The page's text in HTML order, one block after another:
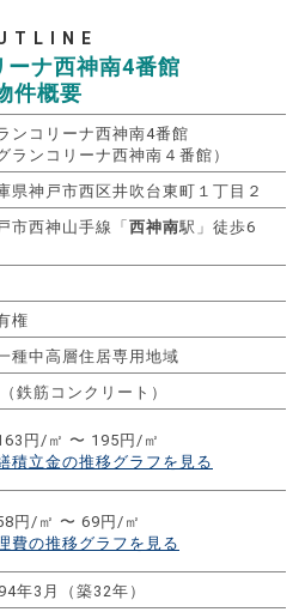
ーナ西神南4番館
件概要
ンコリーナ西神南4番館
グランコリーナ西神南４番館）
県神戸市西区井吹台東町１丁目２
市西神山手線「西神南駅」徒歩6
権
種中高層住居専用地域
鉄筋コンクリート）
円/㎡ 〜 195円/㎡
積立金の推移グラフを見る
円/㎡ 〜 69円/㎡
費の推移グラフを見る
年3月（築32年）